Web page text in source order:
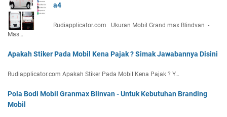
a4
Rudiapplicator.com Ukuran Mobil Grand max Blindvan -
Mas…
Apakah Stiker Pada Mobil Kena Pajak ? Simak Jawabannya Disini
Rudiapplicator.com Apakah Stiker Pada Mobil Kena Pajak ? Y…
Pola Bodi Mobil Granmax Blinvan - Untuk Kebutuhan Branding
Mobil